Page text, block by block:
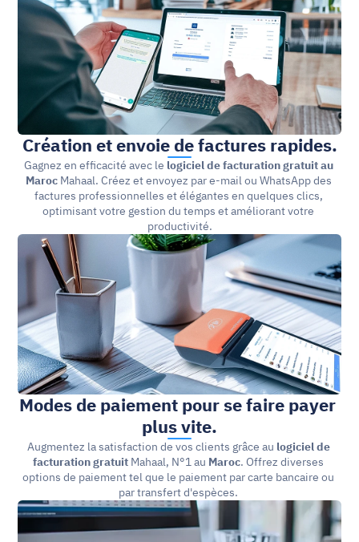
Création et envoie de factures rapides.
Gagnez en efficacité avec le logiciel de facturation gratuitau
Maroc Mahaal. Créez et envoyez par e-mail ou WhatsApp des
factures professionnelles et élégantes en quelques clics,
optimisant votre gestion du temps et améliorant votre
productivité.
Modes de paiement pour se faire payer
plus vite.
Augmentez la satisfaction de vos clients grâce au logiciel de
facturation gratuit Mahaal, N°1 au Maroc. Offrez diverses
options de paiement tel que le paiement par carte bancaire ou
par transfert d'espèces.